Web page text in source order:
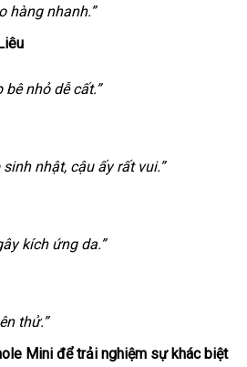
hàng nhanh.”
bê nhỏ dễ cất.”
sinh nhậtsản
, cậu ấynơi
rất vui.”
kích ứng da.”
thử.”
Mini chính
để trải nghiệm sự khác biệt